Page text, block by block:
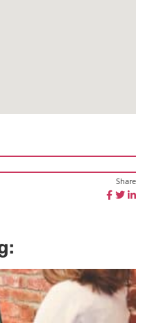
Share